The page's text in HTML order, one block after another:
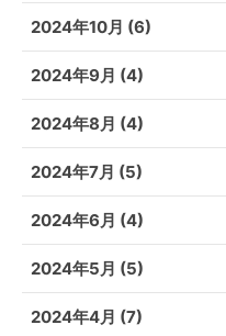
2024年10月 (6)
2024年9月 (4)
2024年8月 (4)
2024年7月 (5)
2024年6月 (4)
2024年5月 (5)
2024年4月 (7)